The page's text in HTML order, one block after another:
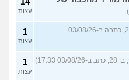
עצות
(קולית, בת 20, כתבה ב-03/08/26
1
עצות
26 17:33)
1
עצות